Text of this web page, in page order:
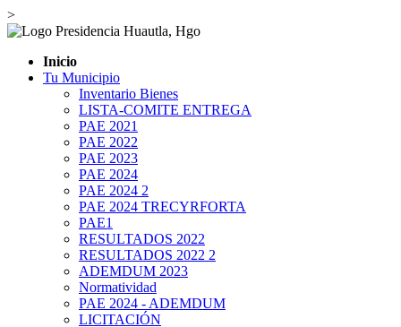
>
Inicio
Tu Municipio
Inventario Bienes
LISTA-COMITE ENTREGA
PAE 2021
PAE 2022
PAE 2023
PAE 2024
PAE 2024 2
PAE 2024 TRECYRFORTA
PAE1
RESULTADOS 2022
RESULTADOS 2022 2
ADEMDUM 2023
Normatividad
PAE 2024 - ADEMDUM
LICITACIÓN